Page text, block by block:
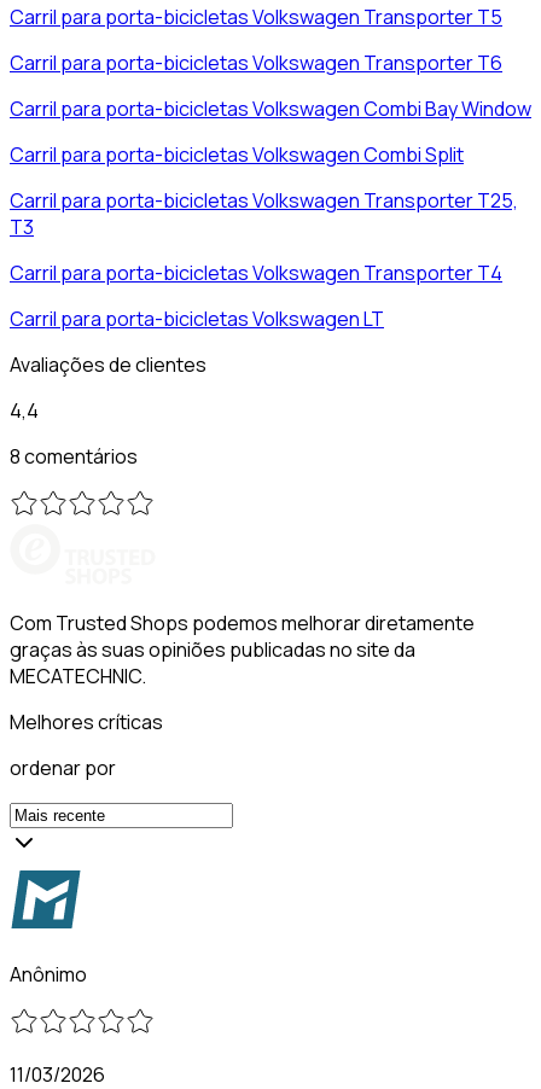
Carril para porta-bicicletasVolkswagen Transporter T5
Carril para porta-bicicletasVolkswagen Transporter T6
Carril para porta-bicicletasVolkswagenCombi Bay Window
Carril para porta-bicicletasVolkswagenCombi Split
Carril para porta-bicicletasVolkswagen Transporter T25,
T3
Carril para porta-bicicletasVolkswagen Transporter T4
Carril para porta-bicicletasVolkswagenLT
Avaliações de clientes
4,4
8 comentários
Com Trusted Shops podemos melhorar diretamente
graças às suas opiniões publicadas no site da
MECATECHNIC.
Melhores críticas
ordenar por
Anônimo
11/03/2026